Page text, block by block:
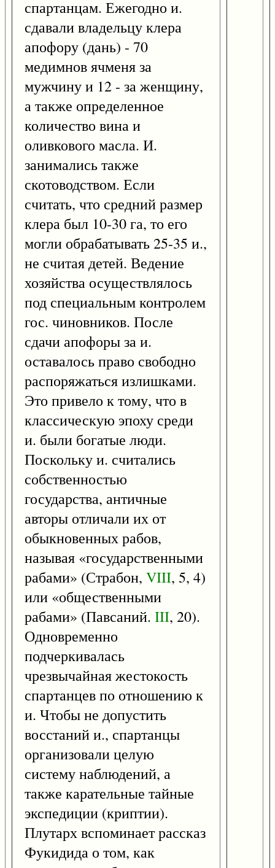
спартанцам. Ежегодно и.
сдавали владельцу клера
апофору (дань) - 70
медимнов ячменя за
мужчину и 12 - за женщину,
а также определенное
количество вина и
оливкового масла. И.
занимались также
скотоводством. Если
считать, что средний размер
клера был 10-30 га, то его
могли обрабатывать 25-35 и.,
не считая детей. Ведение
хозяйства осуществлялось
под специальным контролем
гос. чиновников. После
сдачи апофоры за и.
оставалось право свободно
распоряжаться излишками.
Это привело к тому, что в
классическую эпоху среди
и. были богатые люди.
Поскольку и. считались
собственностью
государства, античные
авторы отличали их от
обыкновенных рабов,
называя «государственными
рабами» (Страбон, VIII, 5, 4)
или «общественными
рабами» (Павсаний. III, 20).
Одновременно
подчеркивалась
чрезвычайная жестокость
спартанцев по отношению к
и. Чтобы не допустить
восстаний и., спартанцы
организовали целую
систему наблюдений, а
также карательные тайные
экспедиции (криптии).
Плутарх вспоминает рассказ
Фукидида о том, как